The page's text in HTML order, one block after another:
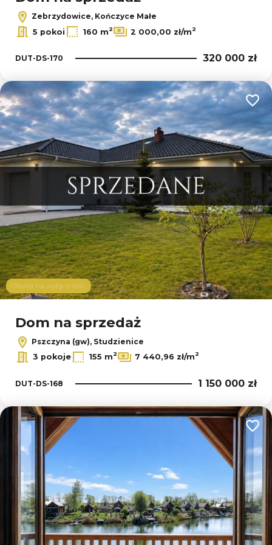
Zebrzydowice, Kończyce Małe
5 pokoi
160 m2 2 000,00 zł/m2
DUT-DS-170 320 000 zł
Oferta na wyłączność
Dom na sprzedaż
Pszczyna (gw), Studzienice
3 pokoje
155 m2 7 440,96 zł/m2
DUT-DS-168 1 150 000 zł